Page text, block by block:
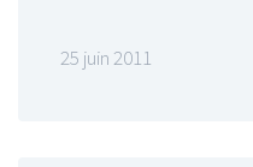
25 juin 2011